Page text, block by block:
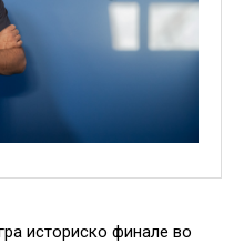
историско финале во